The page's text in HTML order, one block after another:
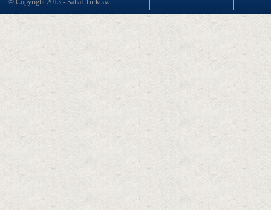
© Copyright 2013 - Sahaf Turkuaz